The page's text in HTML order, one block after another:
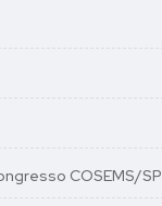
COSEMS/SP